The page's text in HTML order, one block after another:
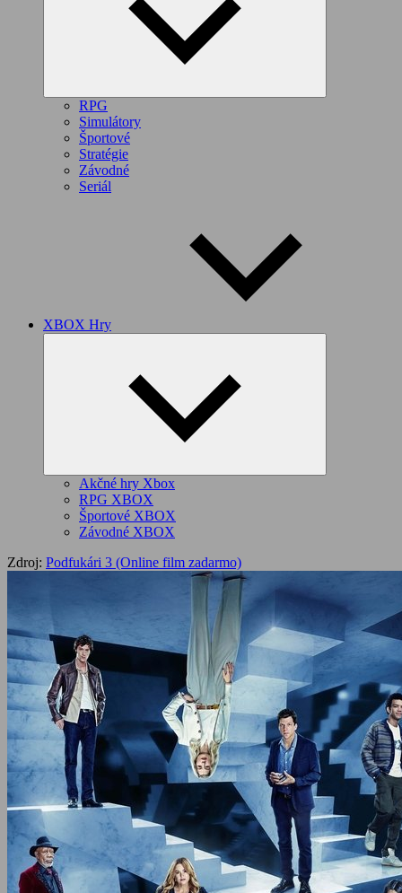
RPG
Simulátory
Športové
Stratégie
Závodné
Seriál
XBOX Hry
Akčné hry Xbox
RPG XBOX
Športové XBOX
Závodné XBOX
Zdroj: Podfukári 3 (Online film zadarmo)